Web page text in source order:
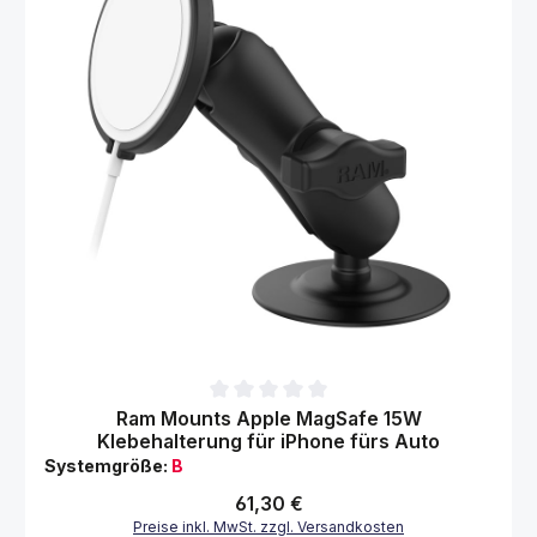
Durchschnittliche Bewertung von 0 von 5 Sternen
Ram Mounts Apple MagSafe 15W
Klebehalterung für iPhone fürs Auto
Systemgröße: B
Regulärer Preis:
61,30 €
Preise inkl. MwSt. zzgl. Versandkosten